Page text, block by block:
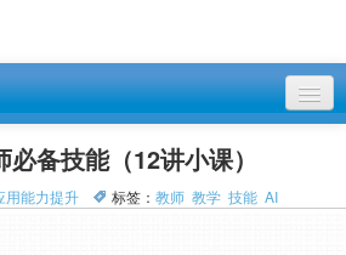
备技能（12讲小课）
用能力提升 标签： 教师 教学 技能 AI